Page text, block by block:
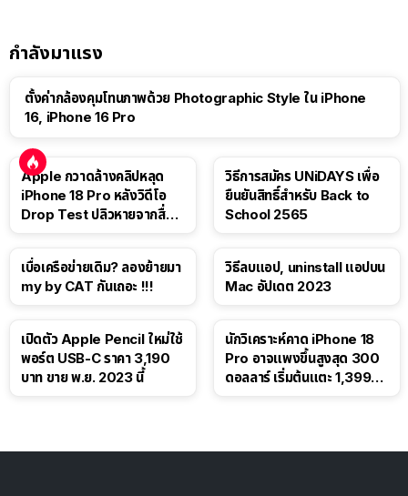
กำลังมาแรง
ตั้งค่ากล้องคุมโทนภาพด้วย Photographic Style ใน iPhone
16, iPhone 16 Pro
Apple กวาดล้างคลิปหลุด
iPhone 18 Pro หลังวิดีโอ
Drop Test ปลิวหายจากสื่อ
วิธีการสมัคร UNiDAYS เพื่อ
ยืนยันสิทธิ์สำหรับ Back to
School 2565
เบื่อเครือข่ายเดิม? ลองย้ายมา
my by CAT กันเถอะ !!!
วิธีลบแอป, uninstall แอปบน
Mac อัปเดต 2023
เปิดตัว Apple Pencil ใหม่ใช้
พอร์ต USB-C ราคา 3,190
บาท ขาย พ.ย. 2023 นี้
นักวิเคราะห์คาด iPhone 18
Pro อาจแพงขึ้นสูงสุด 300
ดอลลาร์ เริ่มต้นแตะ 1,399